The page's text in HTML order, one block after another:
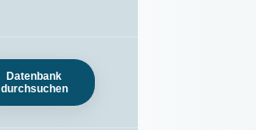
Datenbank
durchsuchen